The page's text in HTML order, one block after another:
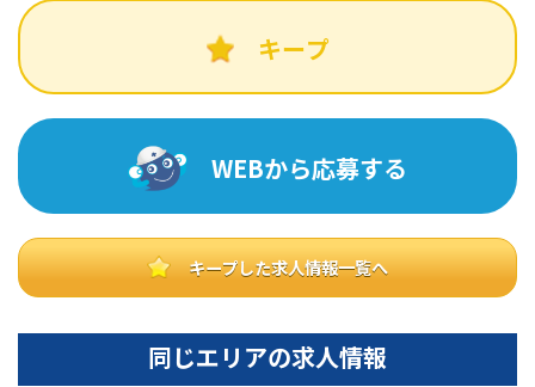
キープ
WEBから応募する
キープした求人情報一覧へ
同じエリアの求人情報